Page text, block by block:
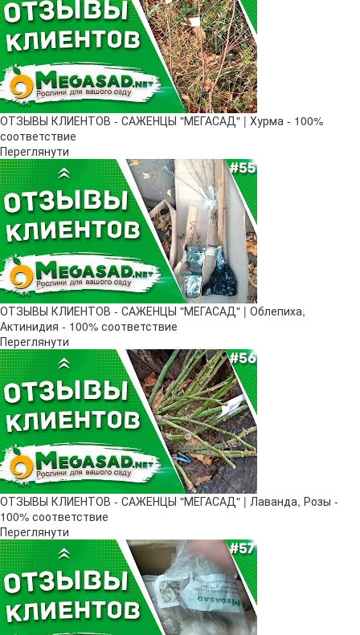
ОТЗЫВЫ КЛИЕНТОВ - САЖЕНЦЫ "МЕГАСАД" | Хурма - 100%
соответствие
Переглянути
ОТЗЫВЫ КЛИЕНТОВ - САЖЕНЦЫ "МЕГАСАД" | Облепиха,
Актинидия - 100% соответствие
Переглянути
ОТЗЫВЫ КЛИЕНТОВ - САЖЕНЦЫ "МЕГАСАД" | Лаванда, Розы -
100% соответствие
Переглянути